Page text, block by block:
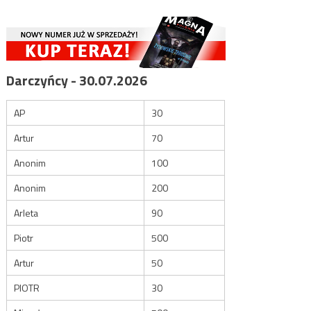
Darczyńcy - 30.07.2026
AP
30
Artur
70
Anonim
100
Anonim
200
Arleta
90
Piotr
500
Artur
50
PIOTR
30